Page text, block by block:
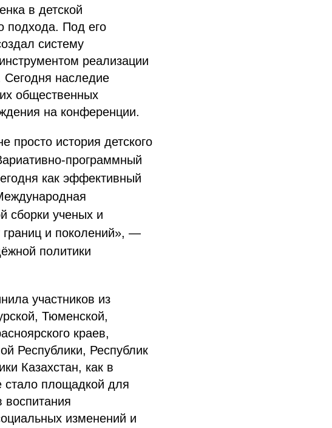
в детской
подхода. Под его
систему
реализации
Сегодня наследие
общественных
на конференции.
история детского
программный
как эффективный
сборки ученых и
границ и поколений», —
политики
участников из
Тюменской,
краев,
Республики, Республик
Казахстан, как в
стало площадкой для
воспитания
изменений и